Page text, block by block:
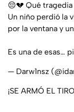
😔💔 Qué
Un niño perdió la
por la ventana y
Es una de esas…
— Darw1nsz
¡SE ARMÓ EL